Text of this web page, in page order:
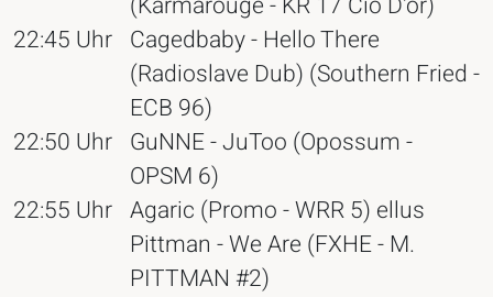
22:45 Uhr Cagedbaby - Hello There
(Radioslave Dub) (Southern Fried -
ECB 96)
22:50 Uhr GuNNE - JuToo (Opossum -
OPSM 6)
22:55 Uhr Agaric (Promo - WRR 5) ellus
Pittman - We Are (FXHE - M.
PITTMAN #2)